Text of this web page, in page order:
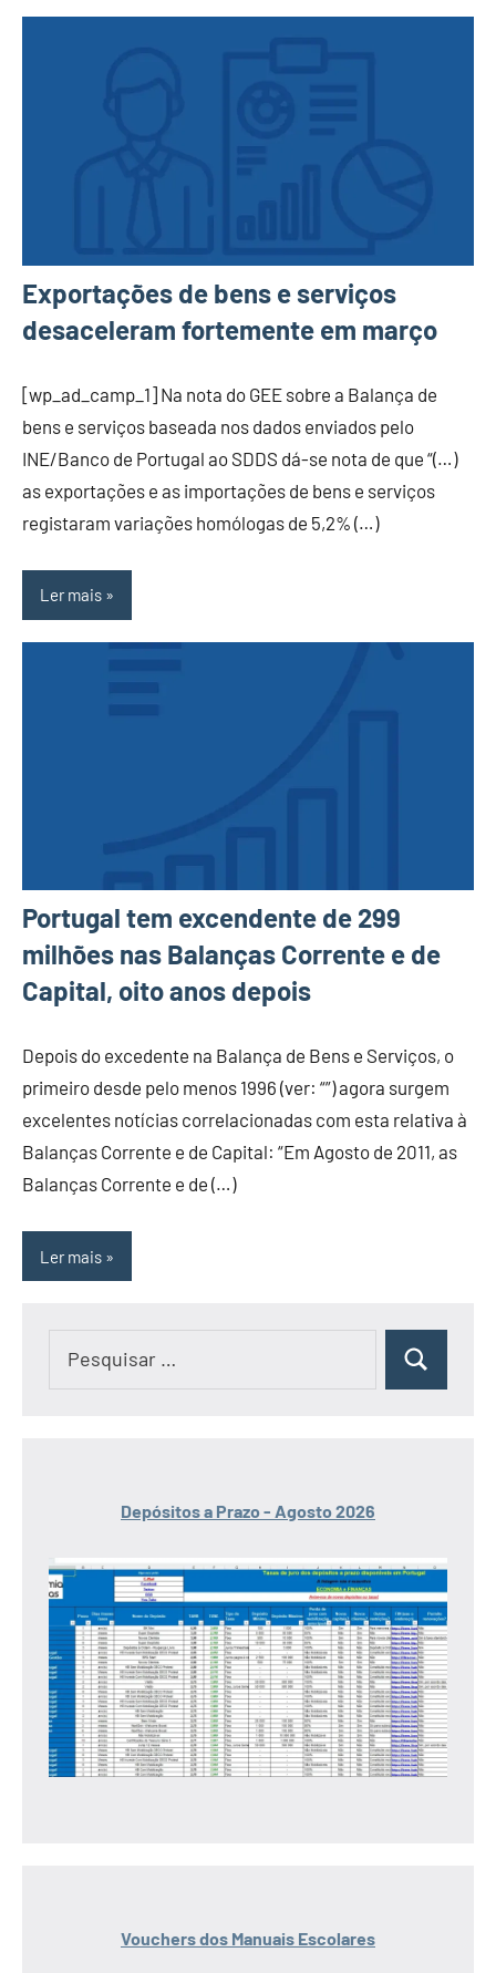
Exportações de bens e serviços
desaceleram fortemente em março
[wp_ad_camp_1] Na nota do GEE sobre a Balança de
bens e serviços baseada nos dados enviados pelo
INE/Banco de Portugal ao SDDS dá-se nota de que “(…)
as exportações e as importações de bens e serviços
registaram variações homólogas de 5,2% (…)
Ler mais
Portugal tem excendente de 299
milhões nas Balanças Corrente e de
Capital, oito anos depois
Depois do excedente na Balança de Bens e Serviços, o
primeiro desde pelo menos 1996 (ver: “”) agora surgem
excelentes notícias correlacionadas com esta relativa à
Balanças Corrente e de Capital: “Em Agosto de 2011, as
Balanças Corrente e de (…)
Ler mais
Pesquisar
Depósitos a Prazo - Agosto 2026
Vouchers dos Manuais Escolares